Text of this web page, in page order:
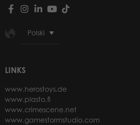
Polski
LINKS
www.herostoys.de
www.plasto.fi
www.crimescene.net
www.gamestormstudio.com